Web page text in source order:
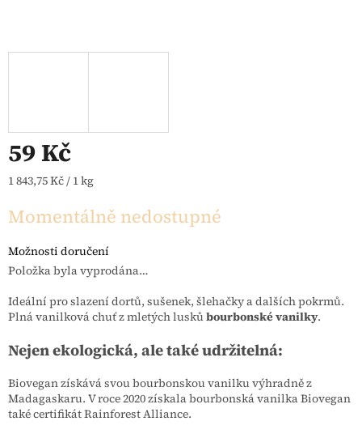
59 Kč
Měrná cena:
1 843,75 Kč / 1 kg
Momentálně nedostupné
Možnosti doručení
Položka byla vyprodána…
Ideální pro slazení dortů, sušenek, šlehačky a dalších pokrmů.
Plná vanilková chuť z mletých luskůbourbonské vanilky.
Nejen ekologická, ale také udržitelná:
Biovegan získává svou bourbonskou vanilku výhradně z
Madagaskaru. V roce 2020 získala bourbonská vanilka Biovegan
také certifikát Rainforest Alliance.